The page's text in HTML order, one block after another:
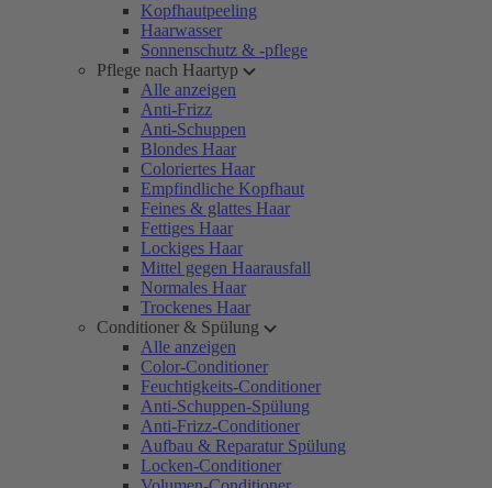
Kopfhautpeeling
Haarwasser
Sonnenschutz & -pflege
Pflege nach Haartyp
Alle anzeigen
Anti-Frizz
Anti-Schuppen
Blondes Haar
Coloriertes Haar
Empfindliche Kopfhaut
Feines & glattes Haar
Fettiges Haar
Lockiges Haar
Mittel gegen Haarausfall
Normales Haar
Trockenes Haar
Conditioner & Spülung
Alle anzeigen
Color-Conditioner
Feuchtigkeits-Conditioner
Anti-Schuppen-Spülung
Anti-Frizz-Conditioner
Aufbau & Reparatur Spülung
Locken-Conditioner